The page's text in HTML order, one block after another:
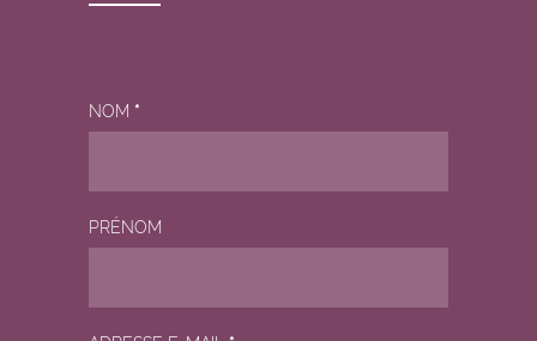
NOM *
PRÉNOM